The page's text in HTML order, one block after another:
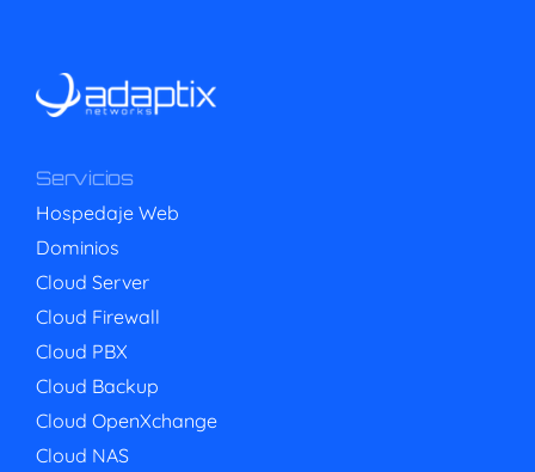
Servicios
Hospedaje Web
Dominios
Cloud Server
Cloud Firewall
Cloud PBX
Cloud Backup
Cloud OpenXchange
Cloud NAS